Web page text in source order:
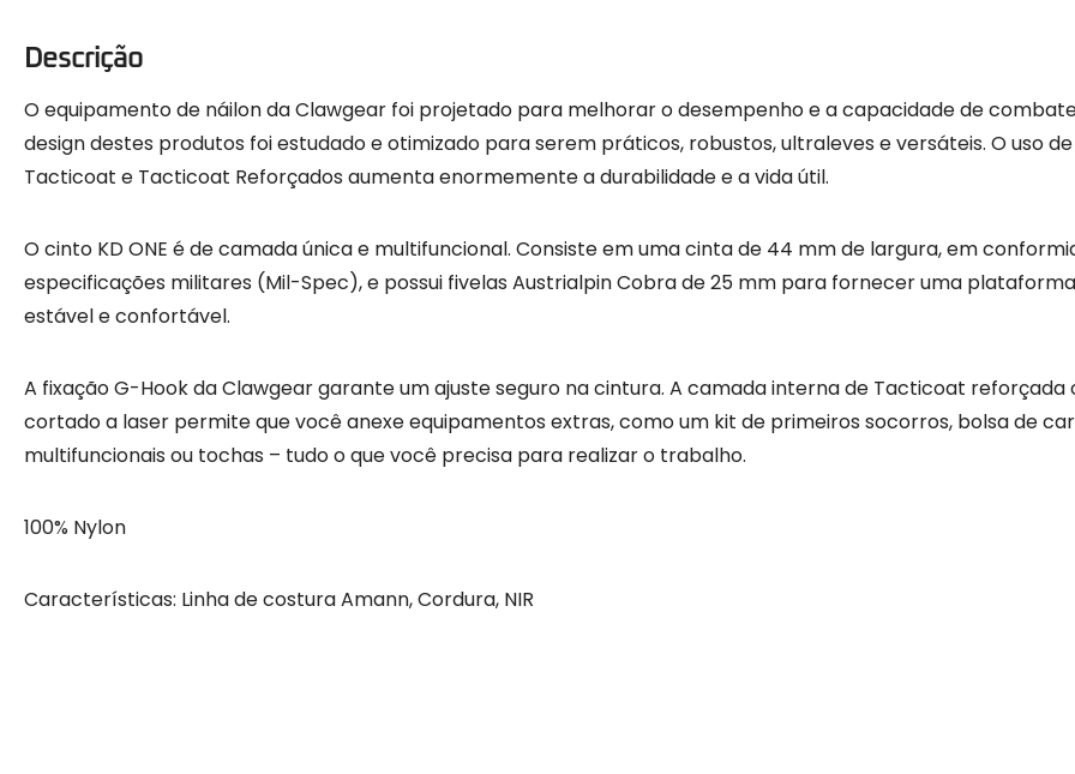
Descrição
O equipamento de náilon da Clawgear foi projetado para melhorar o desempenho e a capacidade de
design destes produtos foi estudado e otimizado para serem práticos, robustos, ultraleves e versáteis. O uso
Tacticoat e Tacticoat Reforçados aumenta enormemente a durabilidade e a vida útil.
O cinto KD ONE é de camada única e multifuncional. Consiste em uma cinta de 44 mm de largura, em
especificações militares (Mil-Spec), e possui fivelas Austrialpin Cobra de 25 mm para fornecer uma
estável e confortável.
A fixação G-Hook da Clawgear garante um ajuste seguro na cintura. A camada interna de Tacticoat reforçada
cortado a laser permite que você anexe equipamentos extras, como um kit de primeiros socorros, bolsa de
multifuncionais ou tochas – tudo o que você precisa para realizar o trabalho.
100% Nylon
Características: Linha de costura Amann, Cordura, NIR